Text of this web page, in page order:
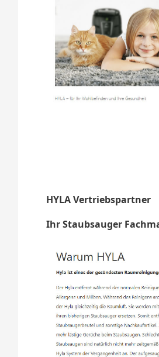
HYLA Vertriebspartner
Ihr Staubsauger